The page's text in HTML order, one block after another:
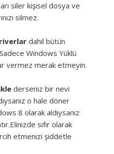
siler kişisel dosya ve
silmez.
dahil bütün
Windows Yüklü
vermez merak etmeyin.
derseniz bir nevi
o hale döner
8 olarak aldıysanız
sıfır olarak
etmenizi şiddetle